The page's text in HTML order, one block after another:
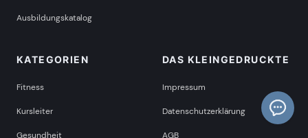
Ausbildungskatalog
KATEGORIEN
Fitness
Kursleiter
Gesundheit
DAS KLEINGEDRUCKTE
Impressum
Datenschutzerklärung
AGB